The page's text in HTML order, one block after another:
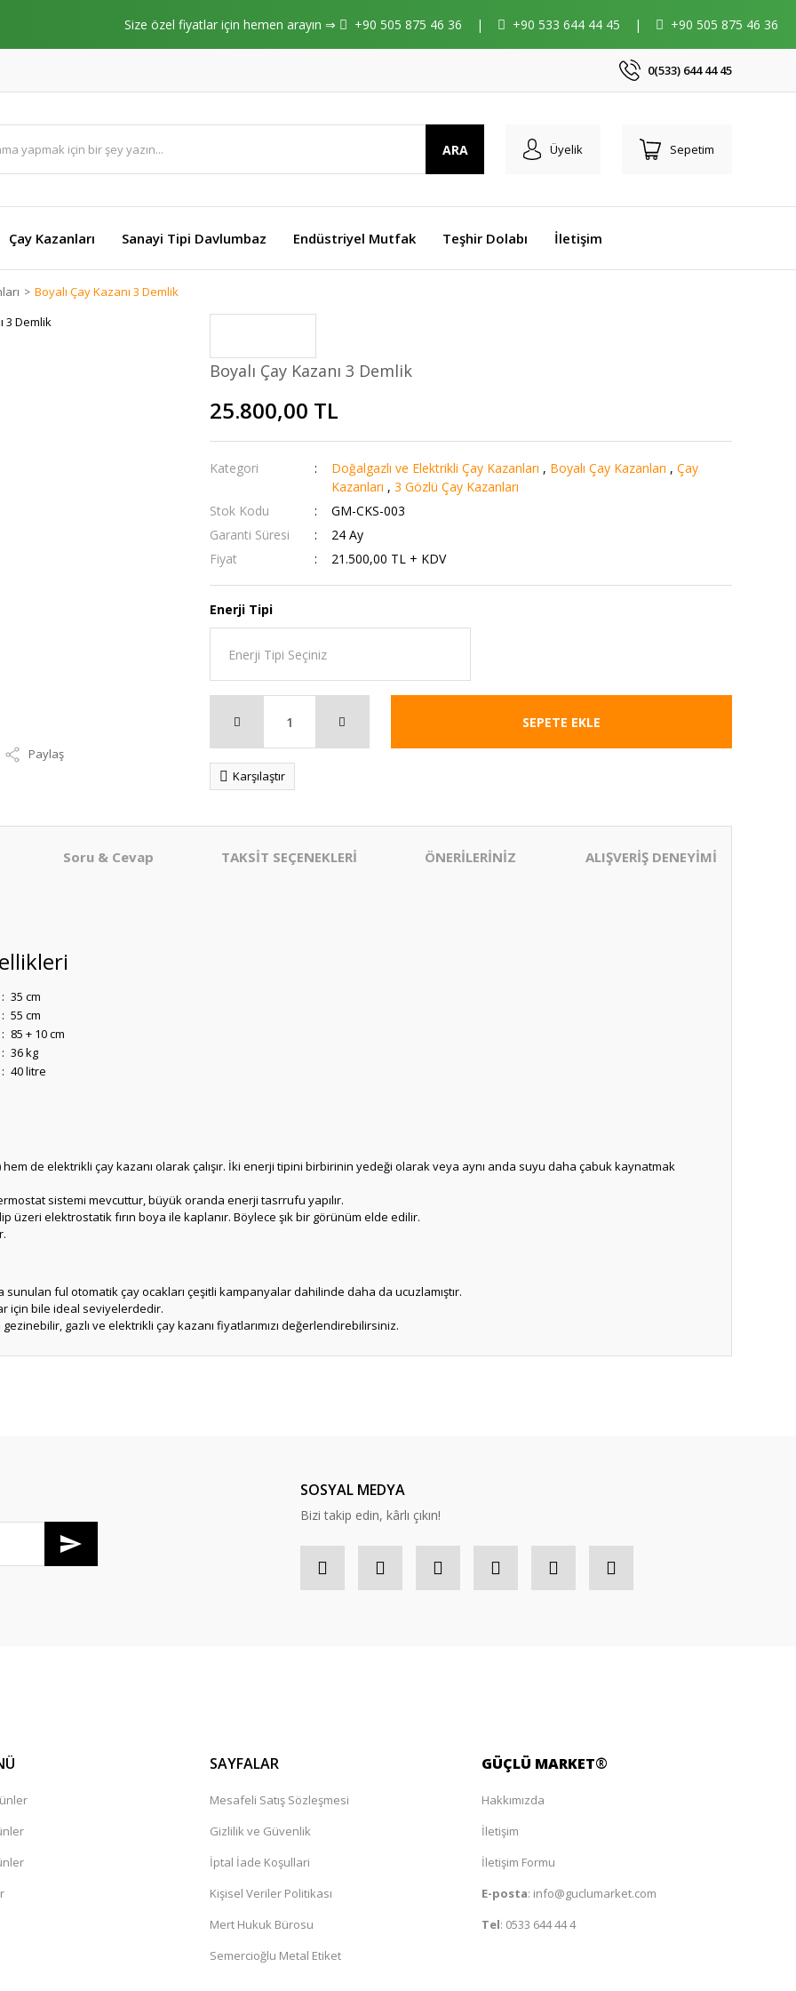
Size özel fiyatlar için hemen arayın ⇒ +90 505 875 46 36 | +90 533 644 44 45 | +90 505 875 46 36
0(533) 644 44 45
ARA Üyelik Sepetim
Çay Kazanları Sanayi Tipi Davlumbaz Endüstriyel Mutfak Teşhir Dolabı İletişim
Boyalı Çay Kazanı 3 Demlik
Paylaş
Boyalı Çay Kazanı 3 Demlik
25.800,00 TL
Kategori Doğalgazlı ve Elektrikli Çay Kazanları , Boyalı Çay Kazanları , Çay
Kazanları , 3 Gözlü Çay Kazanları
Stok Kodu
GM-CKS-003
Garanti Süresi
24 Ay
Fiyat
21.500,00 TL + KDV
Enerji Tipi
SEPETE EKLE
Karşılaştır
Soru & Cevap TAKSİT SEÇENEKLERİ ÖNERİLERİNİZ ALIŞVERİŞ DENEYİMİ
: 35 cm
: 55 cm
: 85 + 10 cm
: 36 kg
: 40 litre
hem de elektrikli çay kazanı olarak çalışır. İki enerji tipini birbirinin yedeği olarak veya aynı anda suyu daha çabuk kaynatmak
sistemi mevcuttur, büyük oranda enerji tasrrufu yapılır.
üzeri elektrostatik fırın boya ile kaplanır. Böylece şık bir görünüm elde edilir.
sunulan ful otomatik çay ocakları çeşitli kampanyalar dahilinde daha da ucuzlamıştır.
için bile ideal seviyelerdedir.
gazlı ve elektrikli çay kazanı fiyatlarımızı değerlendirebilirsiniz.
SOSYAL MEDYA
Bizi takip edin, kârlı çıkın!
SAYFALAR
Mesafeli Satış Sözleşmesi
Gizlilik ve Güvenlik
İptal İade Koşullari
Kişisel Veriler Politikası
Mert Hukuk Bürosu
Semercioğlu Metal Etiket
GÜÇLÜ MARKET®
Hakkımızda
İletişim
İletişim Formu
E-posta: info@guclumarket.com
Tel: 0533 644 44 4